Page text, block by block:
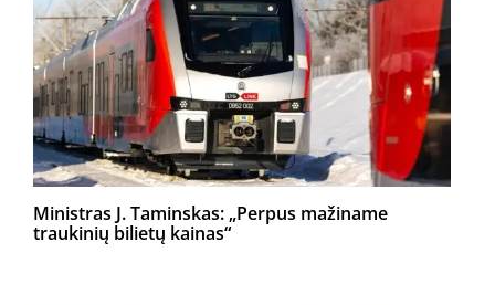
Ministras J. Taminskas: „Perpus mažiname
traukinių bilietų kainas“